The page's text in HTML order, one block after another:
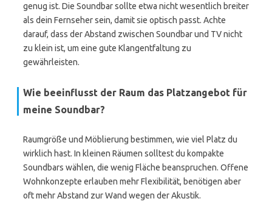
genug ist. Die Soundbar sollte etwa nicht wesentlich breiter
als dein Fernseher sein, damit sie optisch passt. Achte
darauf, dass der Abstand zwischen Soundbar und TV nicht
zu klein ist, um eine gute Klangentfaltung zu
gewährleisten.
Wie beeinflusst der Raum das Platzangebot für
meine Soundbar?
Raumgröße und Möblierung bestimmen, wie viel Platz du
wirklich hast. In kleinen Räumen solltest du kompakte
Soundbars wählen, die wenig Fläche beanspruchen. Offene
Wohnkonzepte erlauben mehr Flexibilität, benötigen aber
oft mehr Abstand zur Wand wegen der Akustik.